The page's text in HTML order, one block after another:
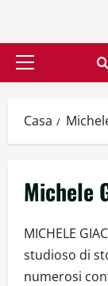
Menù
Casa
Michele
MICHELE
studioso di
numerosi